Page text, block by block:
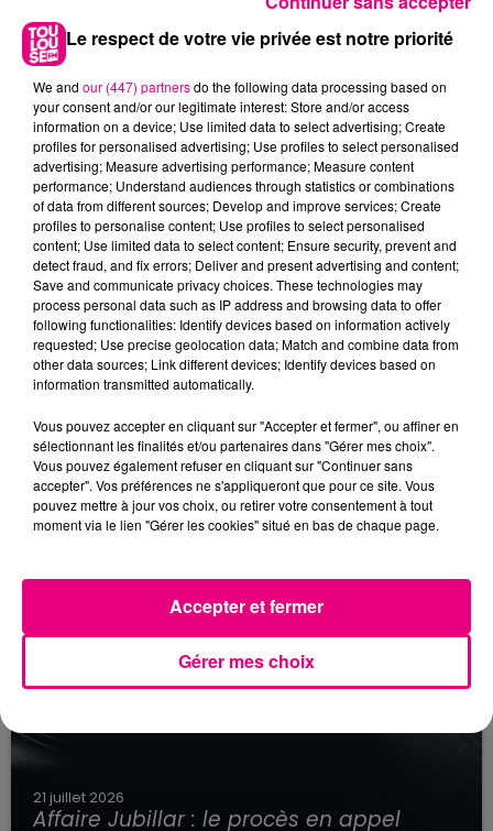
22 juillet 2026
Toulouse : circulation perturbée dans le
secteur François Verdier...
21 juillet 2026
Affaire Jubillar : le procès en appel
Le respect de votre vie privée est notre priorité
We and our (447) partnersdo the following data processing based on
your consent and/or our legitimate interest: Store and/or access
information on a device; Use limited data to select advertising; Create
profiles for personalised advertising; Use profiles to select personalised
advertising; Measure advertising performance; Measure content
performance; Understand audiences through statistics or combinations
of data from different sources; Develop and improve services; Create
profiles to personalise content; Use profiles to select personalised
content; Use limited data to select content; Ensure security, prevent and
detect fraud, and fix errors; Deliver and present advertising and content;
Save and communicate privacy choices. These technologies may
process personal data such as IP address and browsing data to offer
following functionalities: Identify devices based on information actively
requested; Use precise geolocation data; Match and combine data from
other data sources; Link different devices; Identify devices based on
information transmitted automatically.
Vous pouvez accepter en cliquant sur "Accepter et fermer", ou affiner en
sélectionnant les finalités et/ou partenaires dans "Gérer mes choix".
Vous pouvez également refuser en cliquant sur "Continuer sans
accepter". Vos préférences ne s'appliqueront que pour ce site. Vous
pouvez mettre à jour vos choix, ou retirer votre consentement à tout
moment via le lien "Gérer les cookies" situé en bas de chaque page.
Gérer mes choix
Accepter et fermer